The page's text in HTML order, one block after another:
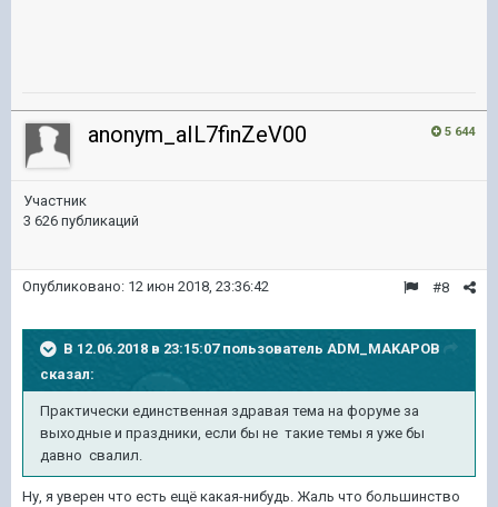
5 644
anonym_aIL7finZeV00
Участник
3 626 публикаций
#8
Опубликовано: 12 июн 2018, 23:36:42
В 12.06.2018 в 23:15:07 пользователь ADM_MAKAPOB
сказал:
Практически единственная здравая тема на форуме за
выходные и праздники, если бы не такие темы я уже бы
давно свалил.
Ну, я уверен что есть ещё какая-нибудь. Жаль что большинство